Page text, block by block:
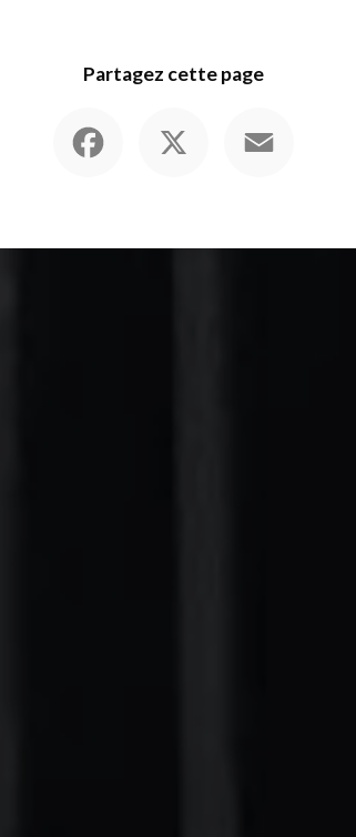
Partagez cette page